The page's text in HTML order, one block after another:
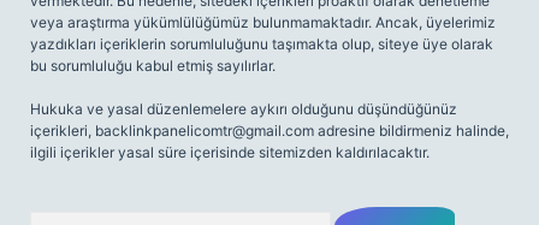
veya araştırma yükümlülüğümüz bulunmamaktadır. Ancak, üyelerimiz
yazdıkları içeriklerin sorumluluğunu taşımakta olup, siteye üye olarak
bu sorumluluğu kabul etmiş sayılırlar.
Hukuka ve yasal düzenlemelere aykırı olduğunu düşündüğünüz
içerikleri, backlinkpanelicomtr@gmail.com adresine bildirmeniz halinde,
ilgili içerikler yasal süre içerisinde sitemizden kaldırılacaktır.